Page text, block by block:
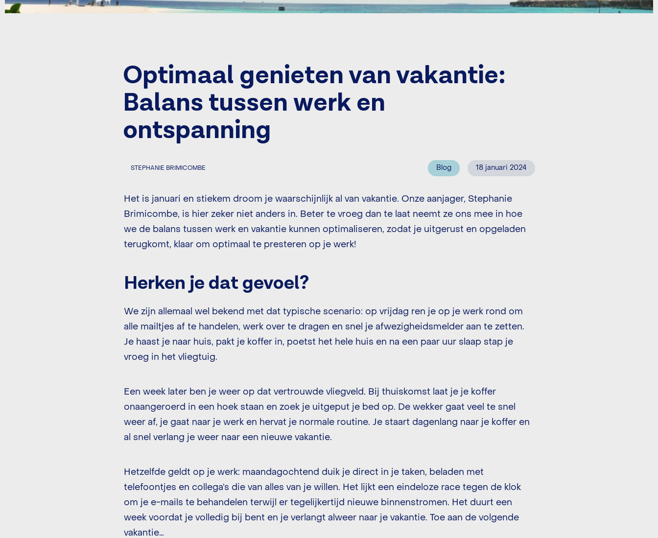
Optimaal genieten van vakantie:
Balans tussen werk en
ontspanning
STEPHANIE BRIMICOMBE Blog 18 januari 2024
Het is januari en stiekem droom je waarschijnlijk al van vakantie. Onze aanjager, Stephanie
Brimicombe, is hier zeker niet anders in. Beter te vroeg dan te laat neemt ze ons mee in hoe
we de balans tussen werk en vakantie kunnen optimaliseren, zodat je uitgerust en opgeladen
terugkomt, klaar om optimaal te presteren op je werk!
Herken je dat gevoel?
We zijn allemaal wel bekend met dat typische scenario: op vrijdag ren je op je werk rond om
alle mailtjes af te handelen, werk over te dragen en snel je afwezigheidsmelder aan te zetten.
Je haast je naar huis, pakt je koffer in, poetst het hele huis en na een paar uur slaap stap je
vroeg in het vliegtuig.
Een week later ben je weer op dat vertrouwde vliegveld. Bij thuiskomst laat je je koffer
onaangeroerd in een hoek staan en zoek je uitgeput je bed op. De wekker gaat veel te snel
weer af, je gaat naar je werk en hervat je normale routine. Je staart dagenlang naar je koffer en
al snel verlang je weer naar een nieuwe vakantie.
Hetzelfde geldt op je werk: maandagochtend duik je direct in je taken, beladen met
telefoontjes en collega’s die van alles van je willen. Het lijkt een eindeloze race tegen de klok
om je e-mails te behandelen terwijl er tegelijkertijd nieuwe binnenstromen. Het duurt een
week voordat je volledig bij bent en je verlangt alweer naar je vakantie. Toe aan de volgende
vakantie…